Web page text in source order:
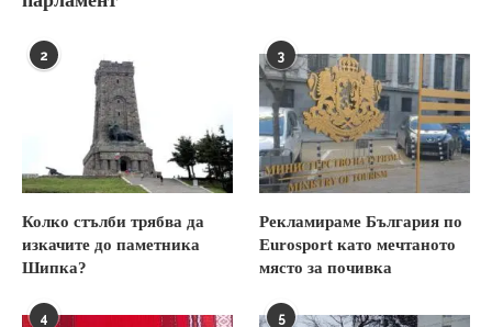
2
Колко стълби трябва да
изкачите до паметника
Шипка?
3
Рекламираме България по
Eurosport като мечтаното
място за почивка
4 5